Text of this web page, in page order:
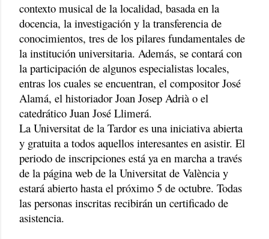
contexto musical de la localidad, basada en la
docencia, la investigación y la transferencia de
conocimientos, tres de los pilares fundamentales de
la institución universitaria. Además, se contará con
la participación de algunos especialistas locales,
entras los cuales se encuentran, el compositor José
Alamá, el historiador Joan Josep Adrià o el
catedrático Juan José Llimerá.
La Universitat de la Tardor es una iniciativa abierta
y gratuita a todos aquellos interesantes en asistir. El
periodo de inscripciones está ya en marcha a través
de la página web de la Universitat de València y
estará abierto hasta el próximo 5 de octubre. Todas
las personas inscritas recibirán un certificado de
asistencia.